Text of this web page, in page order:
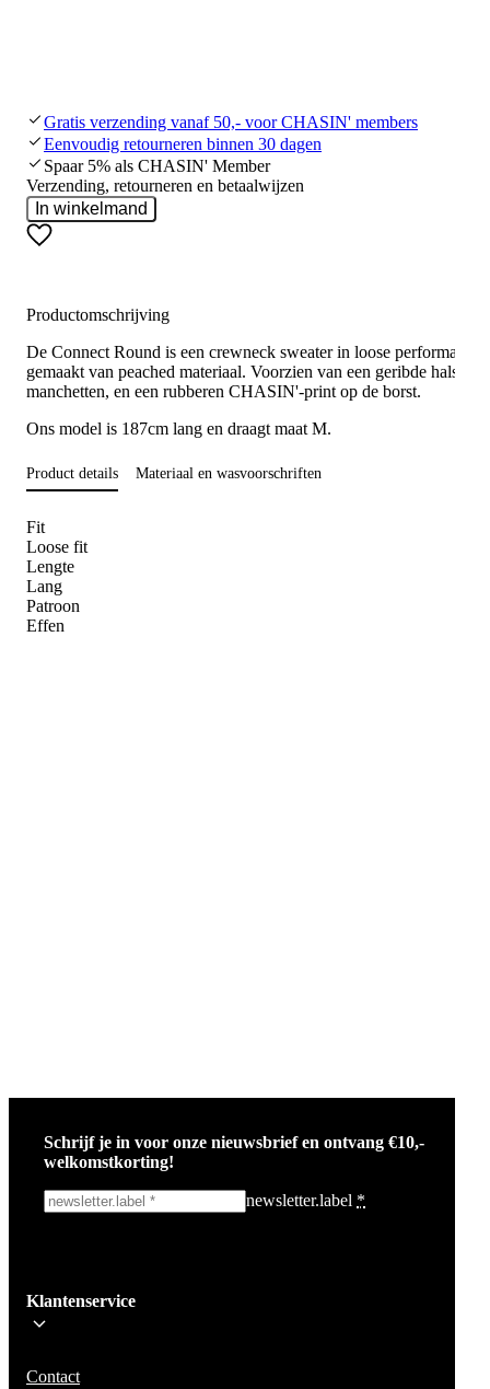
Gratis verzending vanaf 50,- voor CHASIN' members
Eenvoudig retourneren binnen 30 dagen
Spaar 5% als CHASIN' Member
Verzending, retourneren en betaalwijzen
In winkelmand
Productomschrijving
De Connect Round is een crewneck sweater in loose performance
gemaakt van peached materiaal. Voorzien van een geribde hals en
manchetten, en een rubberen CHASIN'-print op de borst.
Ons model is 187cm lang en draagt maat M.
Product details Materiaal en wasvoorschriften
Fit
Loose fit
Lengte
Lang
Patroon
Effen
Schrijf je in voor onze nieuwsbrief en ontvang €10,-
welkomstkorting!
newsletter.label *
Wees op de hoogte voor het laatste nieuws, campagnes en acties. We
mail niet delen en geen spam verzenden.
Klantenservice
Contact